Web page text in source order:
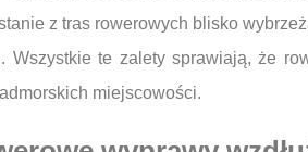
z tras rowerowych blisko
te zalety sprawiają, że
miejscowości.